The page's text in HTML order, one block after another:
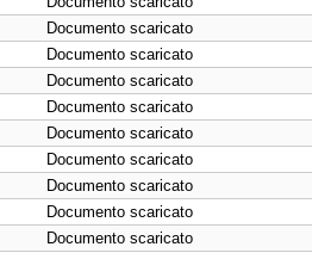
Documento scaricato
Documento scaricato
Documento scaricato
Documento scaricato
Documento scaricato
Documento scaricato
Documento scaricato
Documento scaricato
Documento scaricato